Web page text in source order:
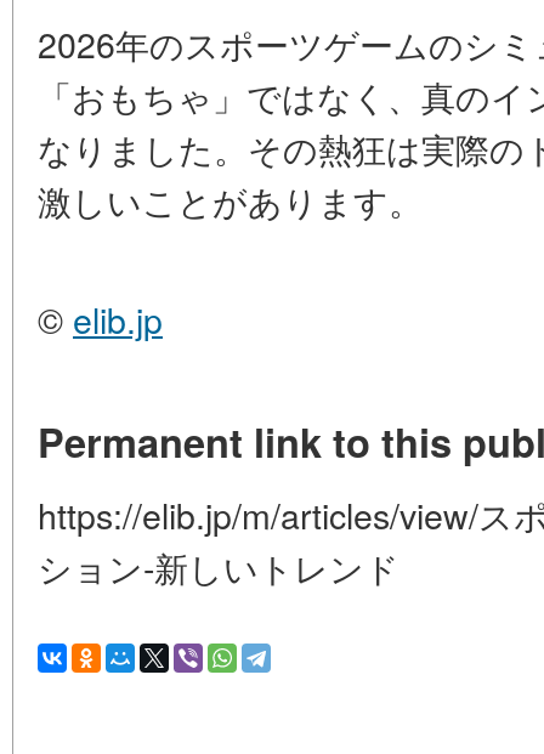
2026年のスポーツゲームのシ
「おもちゃ」ではなく、真の
なりました。その熱狂は実際
激しいことがあります。
© elib.jp
Permanent link to this
https://elib.jp/m/articles/view/ス
ション-新しいトレンド